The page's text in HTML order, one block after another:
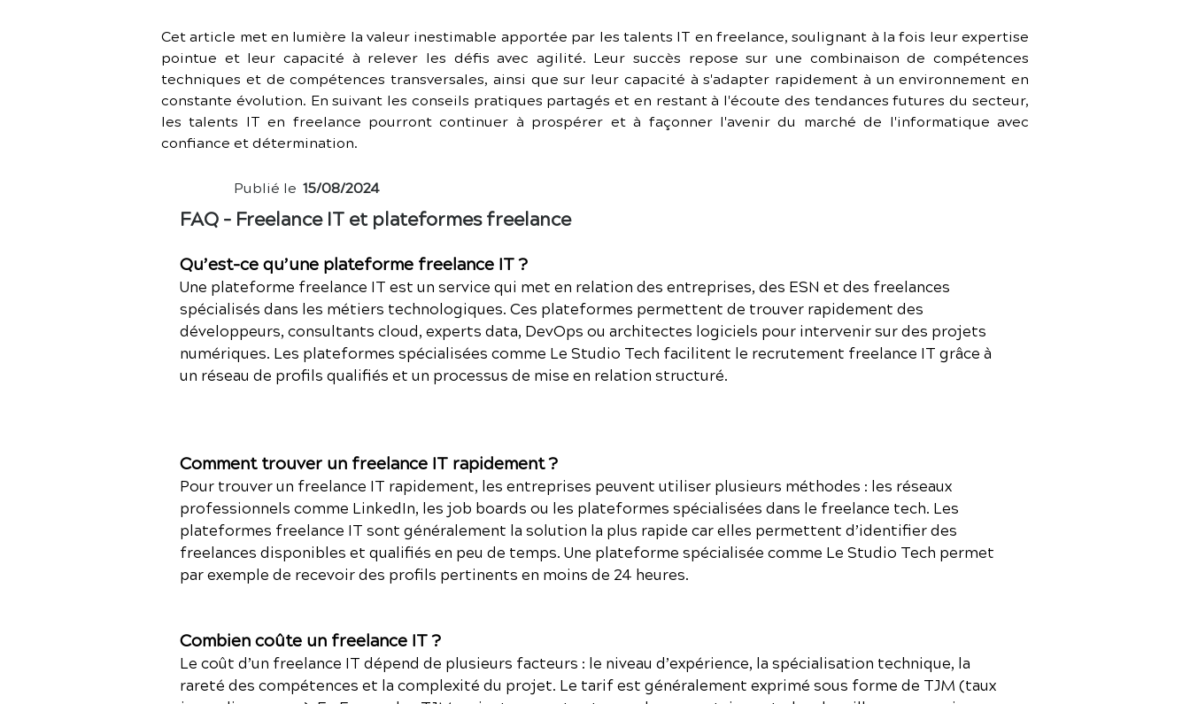
Cet article met en lumière la valeur inestimable apportée par les talents IT en freelance, soulignant à la fois leur expertise
pointue et leur capacité à relever les défis avec agilité. Leur succès repose sur une combinaison de compétences
techniques et de compétences transversales, ainsi que sur leur capacité à s'adapter rapidement à un environnement en
constante évolution. En suivant les conseils pratiques partagés et en restant à l'écoute des tendances futures du secteur,
les talents IT en freelance pourront continuer à prospérer et à façonner l'avenir du marché de l'informatique avec
confiance et détermination.
Publié le 15/08/2024
FAQ – Freelance IT et plateformes freelance
Qu’est-ce qu’une plateforme freelance IT ?
Une plateforme freelance IT est un service qui met en relation des entreprises, des ESN et des freelances
spécialisés dans les métiers technologiques. Ces plateformes permettent de trouver rapidement des
développeurs, consultants cloud, experts data, DevOps ou architectes logiciels pour intervenir sur des projets
numériques. Les plateformes spécialisées comme Le Studio Tech facilitent le recrutement freelance IT grâce à
un réseau de profils qualifiés et un processus de mise en relation structuré.
Comment trouver un freelance IT rapidement ?
Pour trouver un freelance IT rapidement, les entreprises peuvent utiliser plusieurs méthodes : les réseaux
professionnels comme LinkedIn, les job boards ou les plateformes spécialisées dans le freelance tech. Les
plateformes freelance IT sont généralement la solution la plus rapide car elles permettent d’identifier des
freelances disponibles et qualifiés en peu de temps. Une plateforme spécialisée comme Le Studio Tech permet
par exemple de recevoir des profils pertinents en moins de 24 heures.
Combien coûte un freelance IT ?
Le coût d’un freelance IT dépend de plusieurs facteurs : le niveau d’expérience, la spécialisation technique, la
rareté des compétences et la complexité du projet. Le tarif est généralement exprimé sous forme de TJM (taux